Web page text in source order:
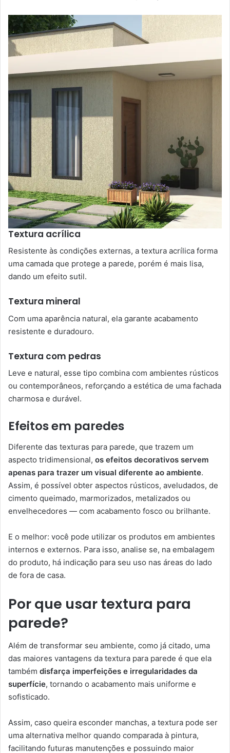
Textura acrílica
Resistente às condições externas, a textura acrílica forma
uma camada que protege a parede, porém é mais lisa,
dando um efeito sutil.
Textura mineral
Com uma aparência natural, ela garante acabamento
resistente e duradouro.
Textura com pedras
Leve e natural, esse tipo combina com ambientes rústicos
ou contemporâneos, reforçando a estética de uma fachada
charmosa e durável.
Efeitos em paredes
Diferente das texturas para parede, que trazem um
aspecto tridimensional, os efeitos decorativos servem
apenas para trazer um visual diferente ao ambiente.
Assim, é possível obter aspectos rústicos, aveludados, de
cimento queimado, marmorizados, metalizados ou
envelhecedores — com acabamento fosco ou brilhante.
E o melhor: você pode utilizar os produtos em ambientes
internos e externos. Para isso, analise se, na embalagem
do produto, há indicação para seu uso nas áreas do lado
de fora de casa.
Por que usar textura para
parede?
Além de transformar seu ambiente, como já citado, uma
das maiores vantagens da textura para parede é que ela
também disfarça imperfeições e irregularidades da
superfície, tornando o acabamento mais uniforme e
sofisticado.
Assim, caso queira esconder manchas, a textura pode ser
uma alternativa melhor quando comparada à pintura,
facilitando futuras manutenções e possuindo maior